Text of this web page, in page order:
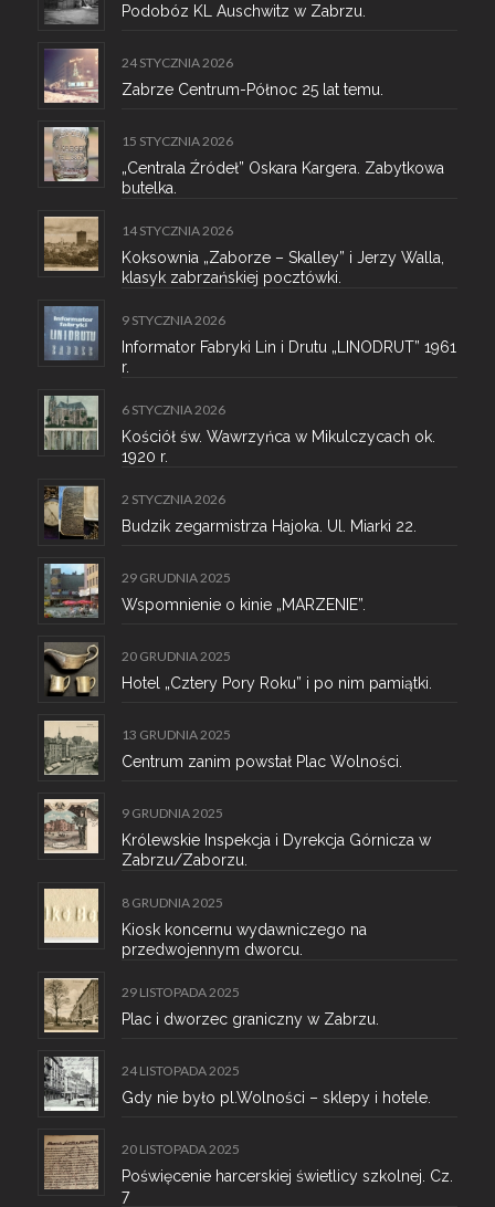
Podobóz KL Auschwitz w Zabrzu.
24 STYCZNIA 2026
Zabrze Centrum-Północ 25 lat temu.
15 STYCZNIA 2026
„Centrala Źródeł” Oskara Kargera. Zabytkowa
butelka.
14 STYCZNIA 2026
Koksownia „Zaborze – Skalley” i Jerzy Walla,
klasyk zabrzańskiej pocztówki.
9 STYCZNIA 2026
Informator Fabryki Lin i Drutu „LINODRUT” 1961
r.
6 STYCZNIA 2026
Kościół św. Wawrzyńca w Mikulczycach ok.
1920 r.
2 STYCZNIA 2026
Budzik zegarmistrza Hajoka. Ul. Miarki 22.
29 GRUDNIA 2025
Wspomnienie o kinie „MARZENIE”.
20 GRUDNIA 2025
Hotel „Cztery Pory Roku” i po nim pamiątki.
13 GRUDNIA 2025
Centrum zanim powstał Plac Wolności.
9 GRUDNIA 2025
Królewskie Inspekcja i Dyrekcja Górnicza w
Zabrzu/Zaborzu.
8 GRUDNIA 2025
Kiosk koncernu wydawniczego na
przedwojennym dworcu.
29 LISTOPADA 2025
Plac i dworzec graniczny w Zabrzu.
24 LISTOPADA 2025
Gdy nie było pl.Wolności – sklepy i hotele.
20 LISTOPADA 2025
Poświęcenie harcerskiej świetlicy szkolnej. Cz.
7